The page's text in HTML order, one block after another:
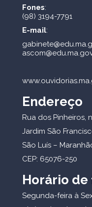
Fones:
(98) 3194-7791
E-mail:
Endereço
Rua dos Pinheiros,
Jardim São
São Luís –
CEP: 65076-250
Horário
Segunda-feira à